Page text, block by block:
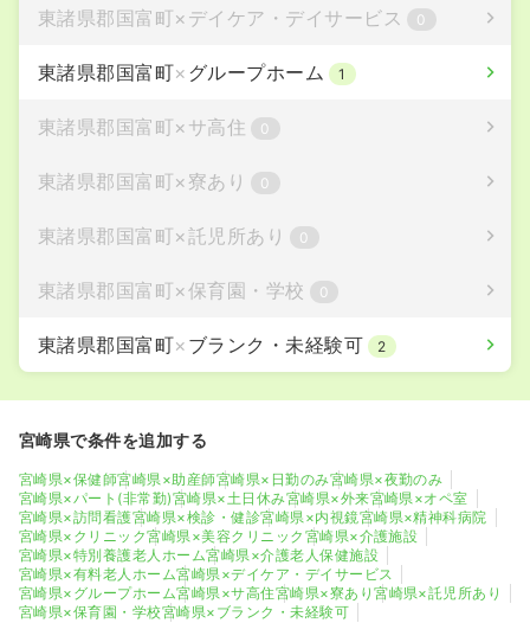
東諸県郡国富町× デイケア・デイサービス 0
東諸県郡国富町× グループホーム 1
東諸県郡国富町× サ高住 0
東諸県郡国富町× 寮あり 0
東諸県郡国富町×託児所あり 0
東諸県郡国富町×保育園・学校 0
東諸県郡国富町× ブランク・未経験可 2
宮崎県で条件を追加する
宮崎県×保健師宮崎県×助産師宮崎県×日勤のみ宮崎県×夜勤のみ
宮崎県×パート(非常勤)宮崎県×土日休み宮崎県×外来宮崎県×オペ室
宮崎県×訪問看護宮崎県×検診・健診宮崎県×内視鏡宮崎県×精神科病院
宮崎県×クリニック宮崎県×美容クリニック 宮崎県×介護施設
宮崎県×特別養護老人ホーム宮崎県×介護老人保健施設
宮崎県×有料老人ホーム宮崎県×デイケア・デイサービス
宮崎県×グループホーム宮崎県×サ高住宮崎県×寮あり宮崎県×託児所あり
宮崎県×保育園・学校宮崎県×ブランク・未経験可